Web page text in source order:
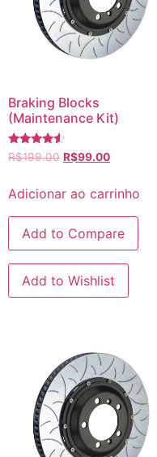
Braking Blocks
(Maintenance Kit)
Avaliação
4.33
R$199.00 R$99.00
Adicionar ao carrinho
Add to Compare
Add to Wishlist